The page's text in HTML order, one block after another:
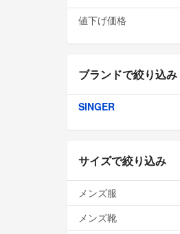
値下げ価格
ブランドで絞り込み
SINGER
サイズで絞り込み
メンズ服
メンズ靴